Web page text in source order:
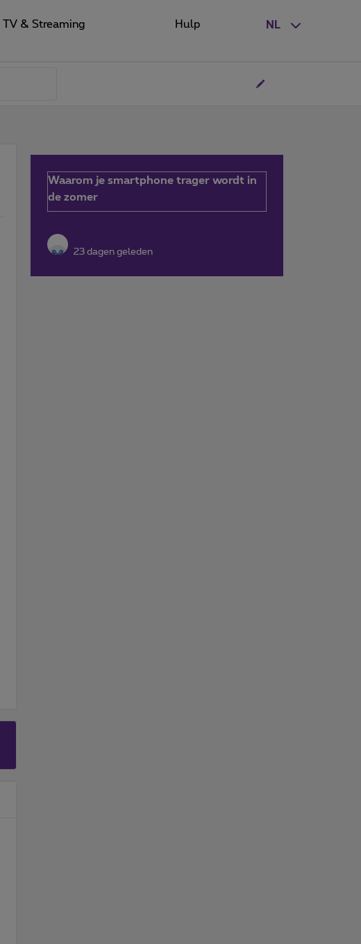
NL
TV & Streaming Hulp
Waarom je smartphone trager wordt in
de zomer
23 dagen geleden